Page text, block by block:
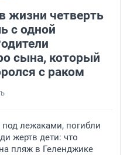
жизни четверть
с одной
сына, который
с раком
под лежаками, погибли
жертв дети: что
пляж в Геленджике